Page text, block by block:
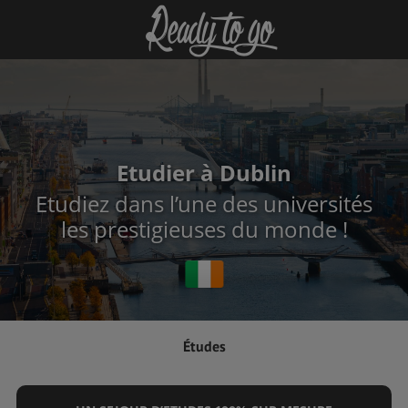
Etudier à Dublin
Etudiez dans l’une des universités
les prestigieuses du monde !
Études